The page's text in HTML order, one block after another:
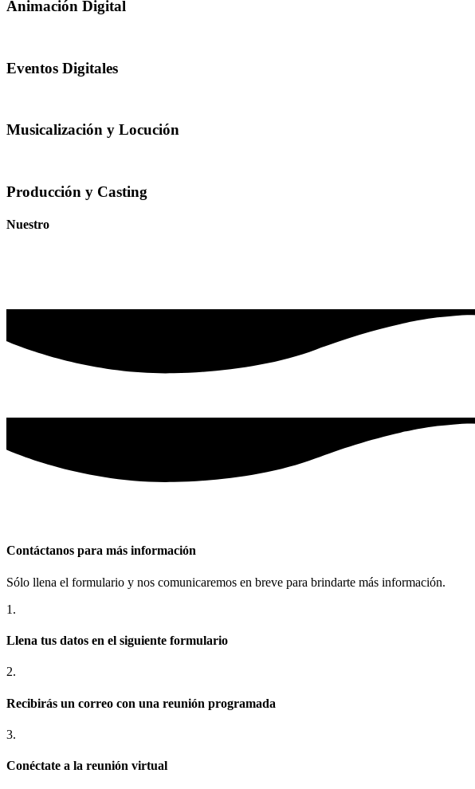
Animación Digital
Eventos Digitales
Musicalización y Locución
Producción y Casting
Nuestro
Contáctanos para más información
Sólo llena el formulario y nos comunicaremos en breve para brindarte más información.
1.
Llena tus datos en el siguiente formulario
2.
Recibirás un correo con una reunión programada
3.
Conéctate a la reunión virtual